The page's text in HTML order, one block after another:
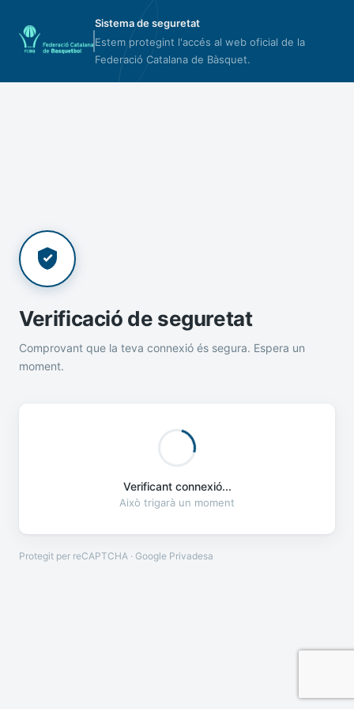
Sistema de seguretat
Estem protegint l'accés al web oficial de la
Federació Catalana de Bàsquet.
Verificació de seguretat
Comprovant que la teva connexió és segura. Espera un
moment.
Verificant connexió...
Això trigarà un moment
Protegit per reCAPTCHA · Google Privadesa